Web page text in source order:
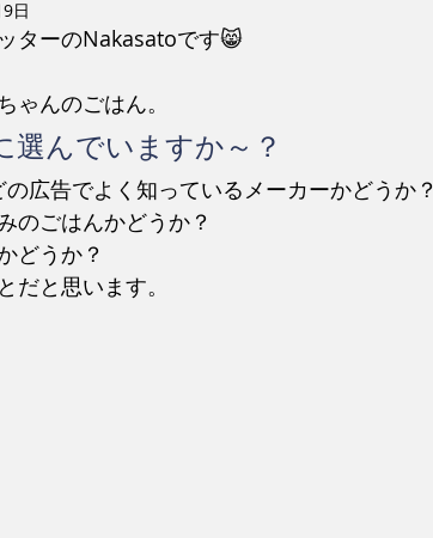
日
ターのNakasatoです😸
ゃんのごはん。
選んでいますか～？
の広告でよく知っているメーカーかどうか？
のごはんかどうか？
どうか？
だと思います。